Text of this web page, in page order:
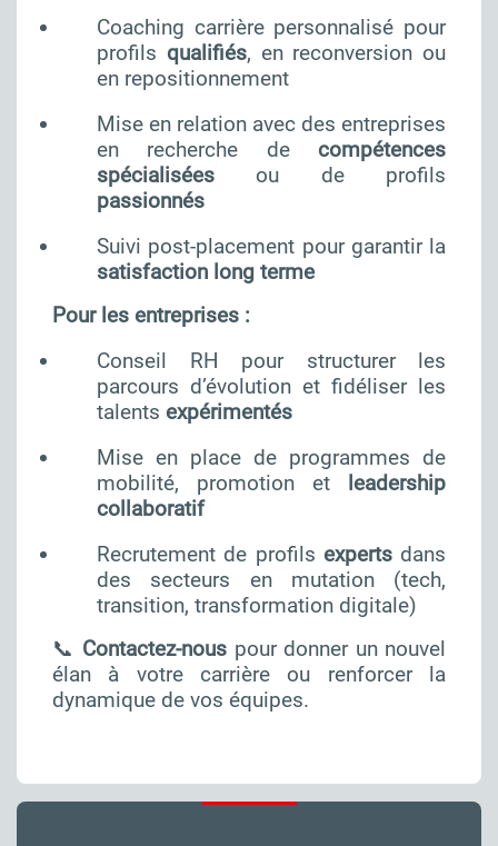
Coaching carrière personnalisé pour
profils qualifiés, en reconversion ou
en repositionnement
Mise en relation avec des entreprises
en recherche de compétences
spécialisées ou de profils
passionnés
Suivi post-placement pour garantir la
satisfaction long terme
Pour les entreprises :
Conseil RH pour structurer les
parcours d’évolution et fidéliser les
talents expérimentés
Mise en place de programmes de
mobilité, promotion et leadership
collaboratif
Recrutement de profils experts dans
des secteurs en mutation (tech,
transition, transformation digitale)
📞 Contactez-nous pour donner un nouvel
élan à votre carrière ou renforcer la
dynamique de vos équipes.